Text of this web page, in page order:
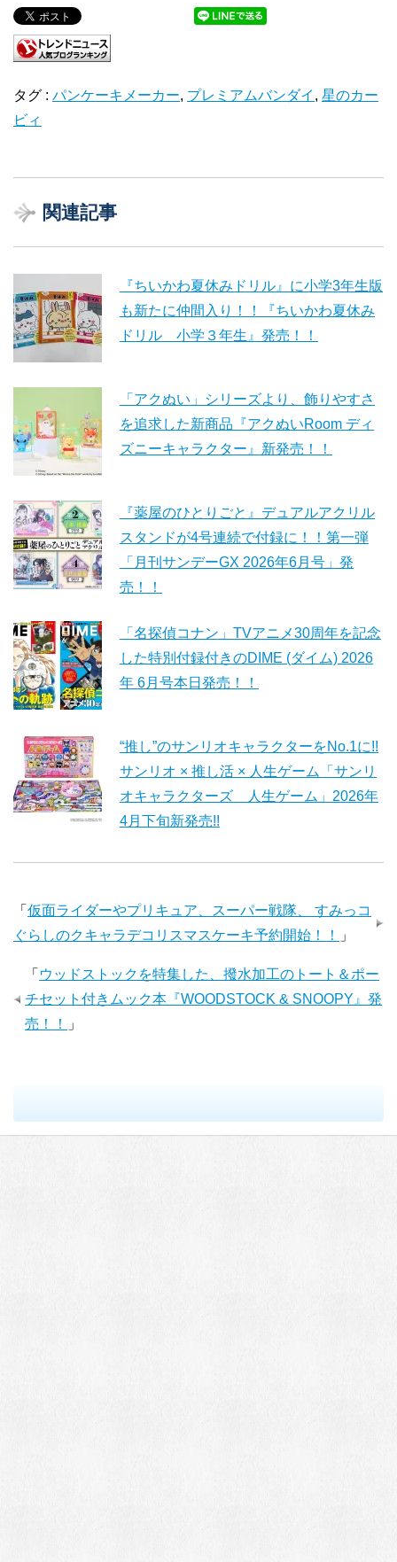
タグ : パンケーキメーカー, プレミアムバンダイ , 星のカー
ビィ
関連記事
『ちいかわ夏休みドリル』に小学3年生版
も新たに仲間入り！！『ちいかわ夏休み
ドリル 小学３年生』発売！！
「アクぬい」シリーズより、飾りやすさ
を追求した新商品『アクぬいRoom ディ
ズニーキャラクター』新発売！！
『薬屋のひとりごと』デュアルアクリル
スタンドが4号連続で付録に！！第一弾
「月刊サンデーGX 2026年6月号」発
売！！
「名探偵コナン」TVアニメ30周年を記念
した特別付録付きのDIME (ダイム) 2026
年 6月号本日発売！！
“推し”のサンリオキャラクターをNo.1に!!
サンリオ × 推し活 × 人生ゲーム「サンリ
オキャラクターズ 人生ゲーム」2026年
4月下旬新発売!!
「 仮面ライダーやプリキュア、スーパー戦隊、 すみっコ
ぐらしのクキャラデコリスマスケーキ予約開始！！
」
「 ウッドストックを特集した、撥水加工のトート＆ポー
チセット付きムック本『WOODSTOCK & SNOOPY』発
売！！
」